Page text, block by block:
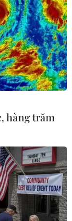
THANH
dụng
hàng trăm